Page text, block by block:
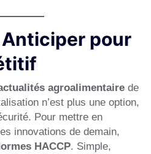
pour
agroalimentaire de
n’est plus une option,
Pour mettre en
innovations de demain,
HACCP. Simple,